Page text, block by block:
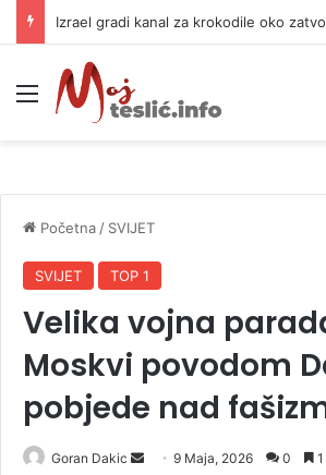
Izrael gradi kanal za krokodile oko
Meni
Početna / SVIJET
SVIJET TOP 1
Velika vojna
Moskvi povodom
pobjede nad
Goran Dakic 9 Maja, 2026 0